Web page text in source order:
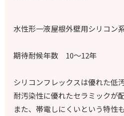
水性形一液屋根外壁用シリコン
期待耐候年数 10～12年
シリコンフレックスは優れた低
耐汚染性に優れたセラミックが
また、帯電しにくいという特性も